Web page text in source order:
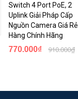
tiết kiệm chi phí trong
JL254A
là một lựa
Switch 4 Port PoE, 2
Uplink Giải Pháp Cấp
Nguồn Camera Giá Rẻ |
Hàng Chính Hãng
770.000₫ 910.000₫